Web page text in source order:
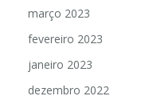
março 2023
fevereiro 2023
janeiro 2023
dezembro 2022